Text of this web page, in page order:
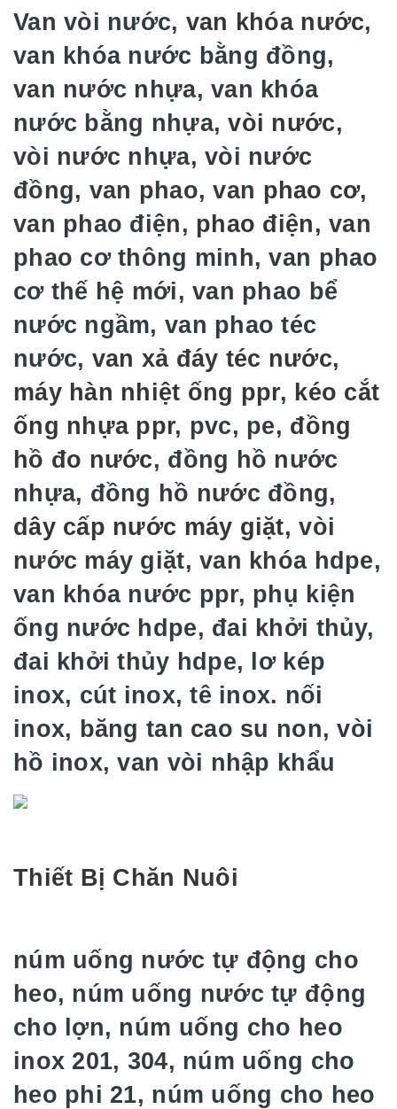
Van vòi nước, van khóa nước,
van khóa nước bằng đồng,
van nước nhựa, van khóa
nước bằng nhựa,vòi nước,
vòi nước nhựa, vòi nước
đồng, van phao, van phao cơ,
van phao điện, phao điện, van
phao cơ thông minh, van phao
cơ thế hệ mới, van phao bể
nước ngầm, van phao téc
nước, van xả đáy téc nước,
máy hàn nhiệt ống ppr, kéo cắt
ống nhựa ppr, pvc, pe, đồng
hồ đo nước, đồng hồ nước
nhựa, đồng hồ nước đồng,
dây cấp nước máy giặt, vòi
nước máy giặt, van khóa hdpe,
van khóa nước ppr, phụ kiện
ống nước hdpe, đai khởi thủy,
đai khởi thủy hdpe, lơ kép
inox, cút inox, tê inox. nối
inox, băng tan cao su non, vòi
hồ inox, van vòi nhập khẩu
Thiết Bị Chăn Nuôi
núm uống nước tự động cho
heo, núm uống nước tự động
cho lợn, núm uống cho heo
inox 201, 304, núm uống cho
heo phi 21, núm uống cho heo